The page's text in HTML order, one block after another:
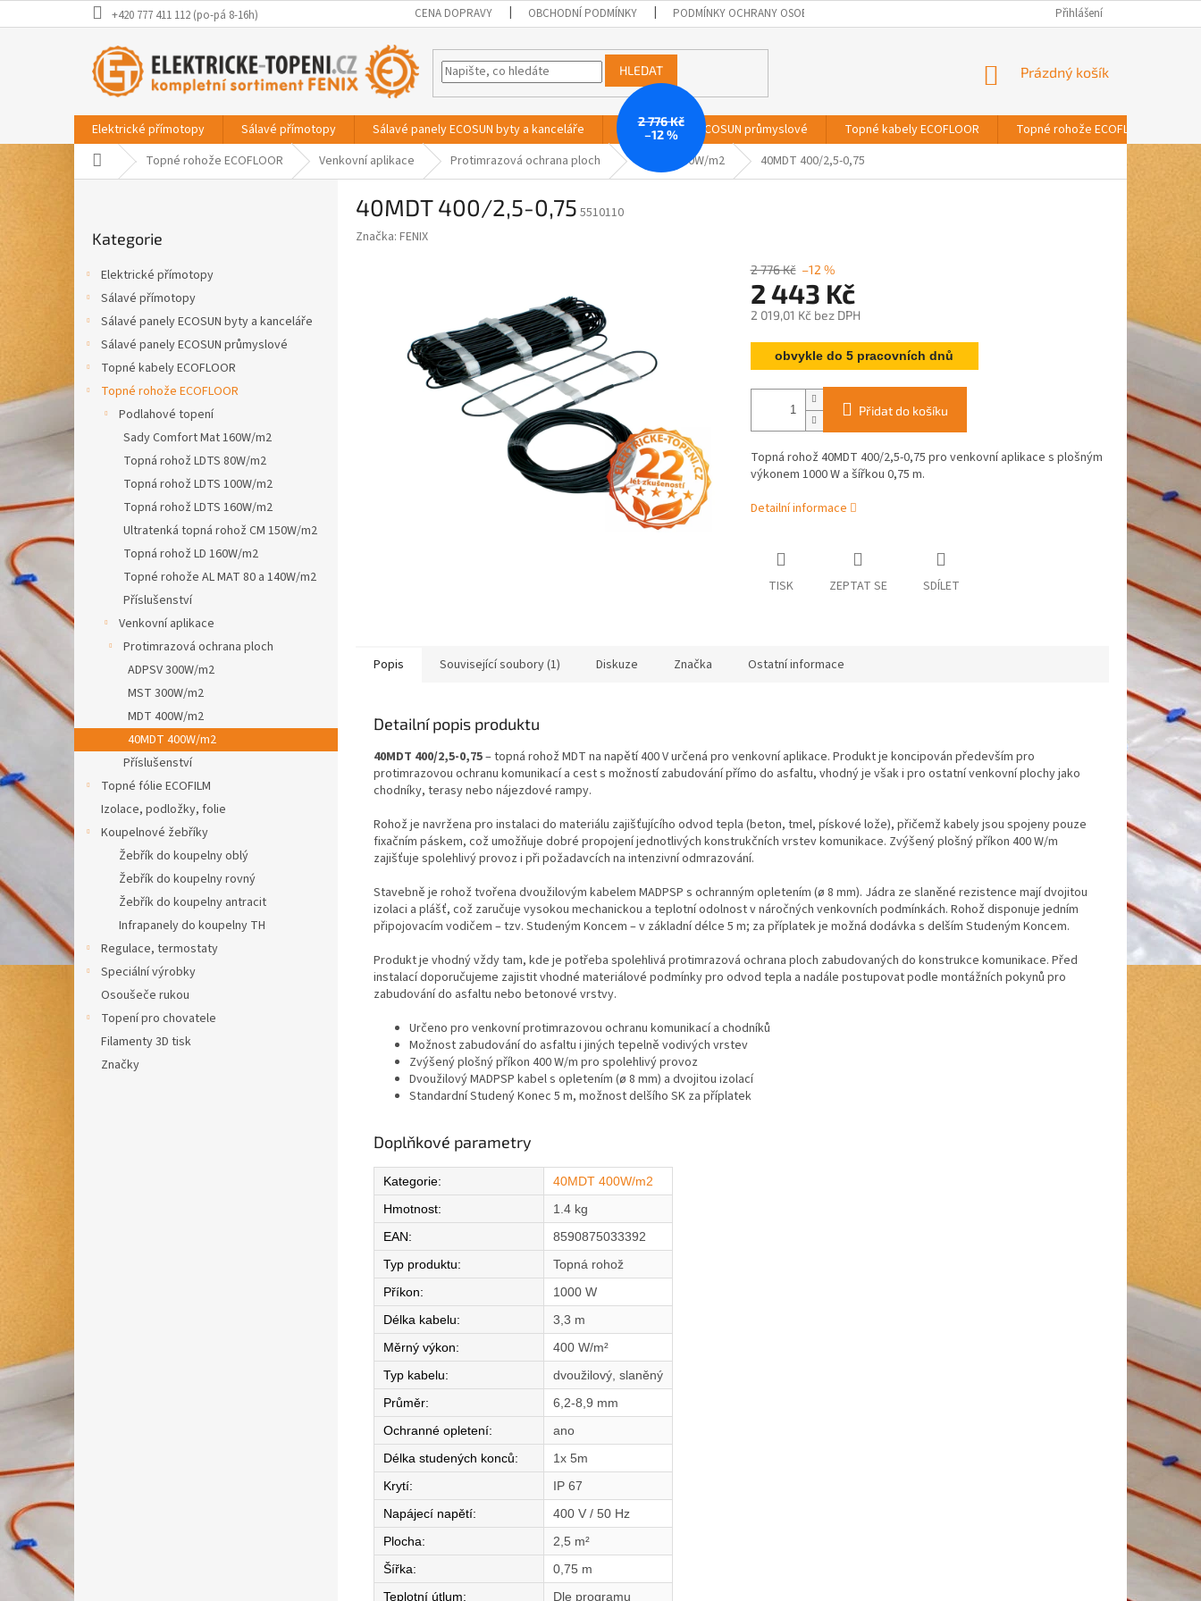
na
+420 777 411 112 (po-pá 8-16h) CENA DOPRAVY OBCHODNÍ PODMÍNKY PODMÍNKY OCHRANY OSOBNÍCH ÚDAJŮ Přihlášení
HLEDAT
NÁKUPNÍ
Prázdný košík
Elektrické přímotopy Sálavé přímotopy Sálavé panely ECOSUN byty a kanceláře Sálavé panely ECOSUN průmyslové Topné kabely ECOFLOOR Topné rohože ECOFLOOR
Domů Topné rohože ECOFLOOR Venkovní aplikace Protimrazová ochrana ploch 40MDT 400W/m2 40MDT 400/2,5-0,75
a
e
kategorie
Kategorie
Elektrické přímotopy
Sálavé přímotopy
Sálavé panely ECOSUN byty a kanceláře
Sálavé panely ECOSUN průmyslové
Topné kabely ECOFLOOR
Topné rohože ECOFLOOR
Podlahové topení
Sady Comfort Mat 160W/m2
Topná rohož LDTS 80W/m2
Topná rohož LDTS 100W/m2
Topná rohož LDTS 160W/m2
Ultratenká topná rohož CM 150W/m2
Topná rohož LD 160W/m2
Topné rohože AL MAT 80 a 140W/m2
Příslušenství
Venkovní aplikace
Protimrazová ochrana ploch
ADPSV 300W/m2
MST 300W/m2
MDT 400W/m2
40MDT 400W/m2
Příslušenství
Topné fólie ECOFILM
Izolace, podložky, folie
Koupelnové žebříky
Žebřík do koupelny oblý
Žebřík do koupelny rovný
Žebřík do koupelny antracit
Infrapanely do koupelny TH
Regulace, termostaty
Speciální výrobky
Osoušeče rukou
Topení pro chovatele
Filamenty 3D tisk
Značky
40MDT 400/2,5-0,75 5510110
Značka: FENIX
2 776 Kč
–12 %
2 776 Kč –12 %
2 443 Kč
2 019,01 Kč bez DPH
Měrná
cena:obvykle do 5 pracovních dnů
Přidat do košíku
Topná rohož 40MDT 400/2,5-0,75 pro venkovní aplikace s plošným
výkonem 1000 W a šířkou 0,75 m.
Detailní informace
TISK ZEPTAT SE SDÍLET
Popis Související soubory (1) Diskuze Značka Ostatní informace
Detailní popis produktu
40MDT 400/2,5-0,75– topná rohož MDT na napětí 400 V určená pro venkovní aplikace. Produkt je koncipován především pro
protimrazovou ochranu komunikací a cest s možností zabudování přímo do asfaltu, vhodný je však i pro ostatní venkovní plochy jako
chodníky, terasy nebo nájezdové rampy.
Rohož je navržena pro instalaci do materiálu zajišťujícího odvod tepla (beton, tmel, pískové lože), přičemž kabely jsou spojeny pouze
fixačním páskem, což umožňuje dobré propojení jednotlivých konstrukčních vrstev komunikace. Zvýšený plošný příkon 400 W/m
zajišťuje spolehlivý provoz i při požadavcích na intenzivní odmrazování.
Stavebně je rohož tvořena dvoužilovým kabelem MADPSP s ochranným opletením (ø 8 mm). Jádra ze slaněné rezistence mají dvojitou
izolaci a plášť, což zaručuje vysokou mechanickou a teplotní odolnost v náročných venkovních podmínkách. Rohož disponuje jedním
připojovacím vodičem – tzv. Studeným Koncem – v základní délce 5 m; za příplatek je možná dodávka s delším Studeným Koncem.
Produkt je vhodný vždy tam, kde je potřeba spolehlivá protimrazová ochrana ploch zabudovaných do konstrukce komunikace. Před
instalací doporučujeme zajistit vhodné materiálové podmínky pro odvod tepla a nadále postupovat podle montážních pokynů pro
zabudování do asfaltu nebo betonové vrstvy.
Určeno pro venkovní protimrazovou ochranu komunikací a chodníků
Možnost zabudování do asfaltu i jiných tepelně vodivých vrstev
Zvýšený plošný příkon 400 W/m pro spolehlivý provoz
Dvoužilový MADPSP kabel s opletením (ø 8 mm) a dvojitou izolací
Standardní Studený Konec 5 m, možnost delšího SK za příplatek
Doplňkové parametry
Kategorie:
40MDT 400W/m2
Hmotnost:
1.4 kg
EAN:
8590875033392
Typ produktu:
Topná rohož
Příkon:
1000 W
Délka kabelu:
3,3 m
Měrný výkon:
400 W/m²
Typ kabelu:
dvoužilový, slaněný
Průměr:
6,2-8,9 mm
Ochranné opletení:
ano
Délka studených konců:
1x 5m
Krytí:
IP 67
Napájecí napětí:
400 V / 50 Hz
Plocha:
2,5 m²
Šířka:
0,75 m
Teplotní útlum: Dle programu